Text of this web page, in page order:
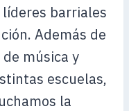
líderes barriales
Además de
música y
escuelas,
la